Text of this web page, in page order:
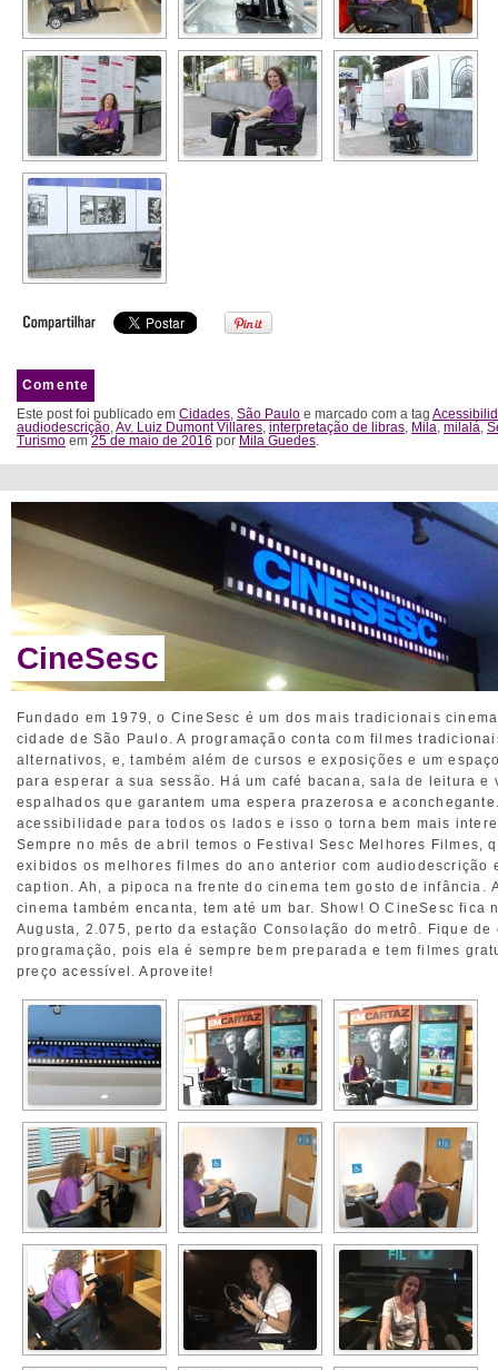
Comente
Este post foi publicado em Cidades, São Paulo e marcado com a tag
audiodescrição,Av. Luiz Dumont Villares, interpretação de libras, Mila, milalá,
Turismo em 25 de maio de 2016 por Mila Guedes.
CineSesc
Fundado em 1979, o CineSesc é um dos mais tradicionais
cidade de São Paulo. A programação conta com filmes
alternativos, e, também além de cursos e exposições e um
para esperar a sua sessão. Há um café bacana, sala de leitura e
espalhados que garantem uma espera prazerosa e
acessibilidade para todos os lados e isso o torna bem mais
Sempre no mês de abril temos o Festival Sesc Melhores Filmes,
exibidos os melhores filmes do ano anterior com audiodescrição
caption. Ah, a pipoca na frente do cinema tem gosto de infância.
cinema também encanta, tem até um bar. Show! O CineSesc fica
Augusta, 2.075, perto da estação Consolação do metrô. Fique de
programação, pois ela é sempre bem preparada e tem filmes
preço acessível. Aproveite!